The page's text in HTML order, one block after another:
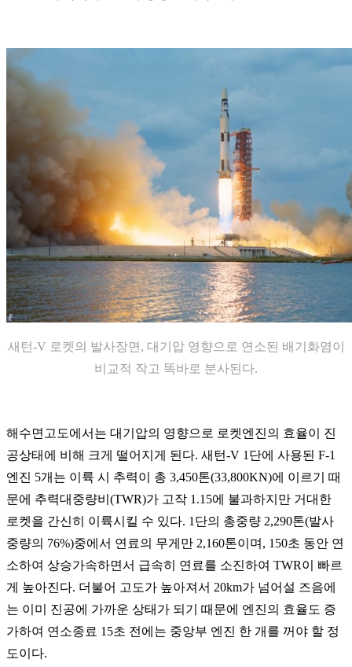
새턴-V 로켓의 발사장면, 대기압 영향으로 연소된 배기화염이
비교적 작고 똑바로 분사된다.
해수면고도에서는 대기압의 영향으로 로켓엔진의 효율이 진
공상태에 비해 크게 떨어지게 된다. 새턴-V 1단에 사용된 F-1
엔진 5개는 이륙 시 추력이 총 3,450톤(33,800KN)에 이르기 때
문에 추력대중량비(TWR)가 고작 1.15에 불과하지만 거대한
로켓을 간신히 이륙시킬 수 있다. 1단의 총중량 2,290톤(발사
중량의 76%)중에서 연료의 무게만 2,160톤이며, 150초 동안 연
소하여 상승가속하면서 급속히 연료를 소진하여 TWR이 빠르
게 높아진다. 더불어 고도가 높아져서 20km가 넘어설 즈음에
는 이미 진공에 가까운 상태가 되기 때문에 엔진의 효율도 증
가하여 연소종료 15초 전에는 중앙부 엔진 한 개를 꺼야 할 정
도이다.